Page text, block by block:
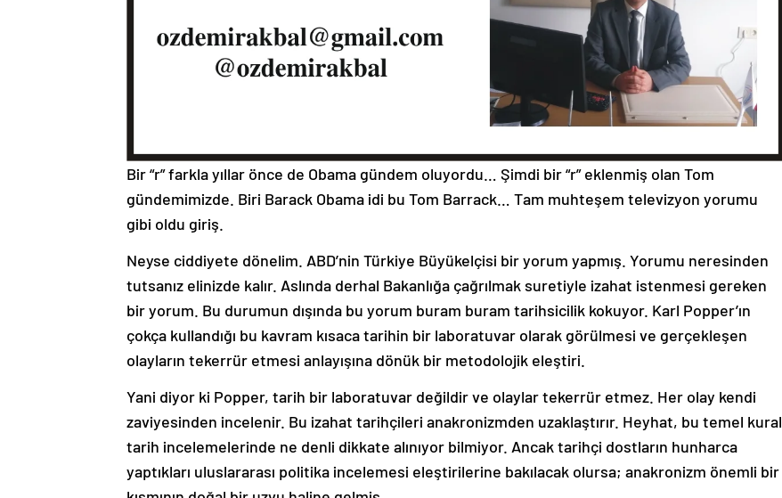
Bir “r” farkla yıllar önce de Obama gündem oluyordu… Şimdi bir “r” eklenmiş olan Tom
gündemimizde. Biri Barack Obama idi bu Tom Barrack… Tam muhteşem televizyon yorumu
gibi oldu giriş.
Neyse ciddiyete dönelim. ABD’nin Türkiye Büyükelçisi bir yorum yapmış. Yorumu neresinden
tutsanız elinizde kalır. Aslında derhal Bakanlığa çağrılmak suretiyle izahat istenmesi gereken
bir yorum. Bu durumun dışında bu yorum buram buram tarihsicilik kokuyor. Karl Popper’ın
çokça kullandığı bu kavram kısaca tarihin bir laboratuvar olarak görülmesi ve gerçekleşen
olayların tekerrür etmesi anlayışına dönük bir metodolojik eleştiri.
Yani diyor ki Popper, tarih bir laboratuvar değildir ve olaylar tekerrür etmez. Her olay kendi
zaviyesinden incelenir. Bu izahat tarihçileri anakronizmden uzaklaştırır. Heyhat, bu temel kural
tarih incelemelerinde ne denli dikkate alınıyor bilmiyor. Ancak tarihçi dostların hunharca
yaptıkları uluslararası politika incelemesi eleştirilerine bakılacak olursa; anakronizm önemli bir